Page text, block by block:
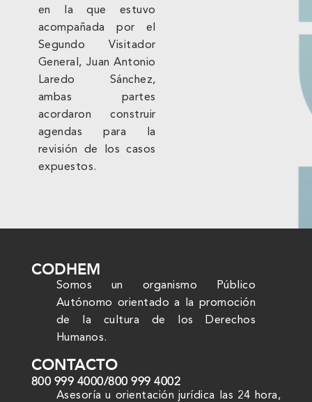
en la que estuvo
acompañada por el
Segundo Visitador
General, Juan Antonio
Laredo Sánchez,
ambas partes
acordaron construir
agendas para la
revisión de los casos
expuestos.
CODHEM
Somos un organismo Público
Autónomo orientado a la promoción
de la cultura de los Derechos
Humanos.
CONTACTO
800 999 4000/800 999 4002
Asesoría u orientación jurídica las 24 hora,